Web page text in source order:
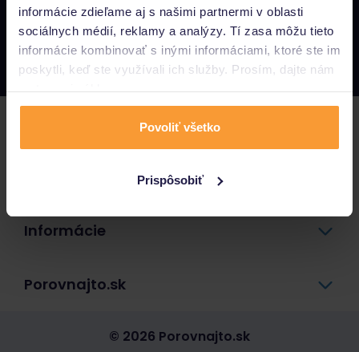
informácie zdieľame aj s našimi partnermi v oblasti
sociálnych médií, reklamy a analýzy. Tí zasa môžu tieto
informácie kombinovať s inými informáciami, ktoré ste im
poskytli, keď ste využívali ich služby. Prosím, dajte nám
na to svoj súhlas.
Povoliť všetko
Prispôsobiť
Napíšte nám
info@porovnajto.sk
Zavolajte nám
0800 400 300
Informácie
Porovnajto.sk
© 2026 Porovnajto.sk